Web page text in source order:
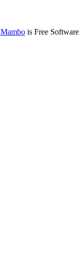
Mambois Free Software